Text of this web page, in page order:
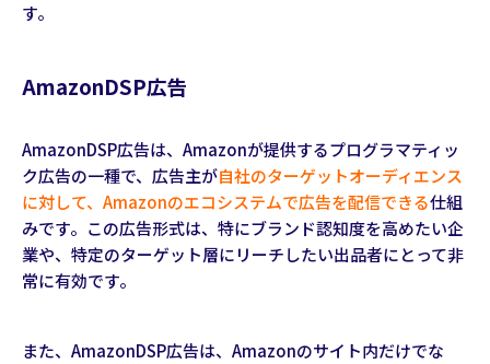
す。
AmazonDSP広告
AmazonDSP広告は、Amazonが提供するプログラマティッ
ク広告の一種で、広告主が自社のターゲットオーディエンス
に対して、Amazonのエコシステムで広告を配信できる仕組
みです。この広告形式は、特にブランド認知度を高めたい企
業や、特定のターゲット層にリーチしたい出品者にとって非
常に有効です。
また、AmazonDSP広告は、Amazonのサイト内だけでな